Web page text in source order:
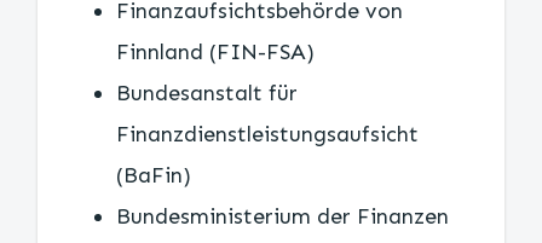
Finanzaufsichtsbehörde von
Finnland (FIN-FSA)
Bundesanstalt für
Finanzdienstleistungsaufsicht
(BaFin)
Bundesministerium der Finanzen